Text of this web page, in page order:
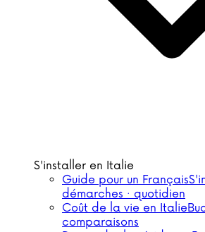
S'installer en Italie
Guide pour un Français
démarches · quotidien
Coût de la vie en Italie
comparaisons